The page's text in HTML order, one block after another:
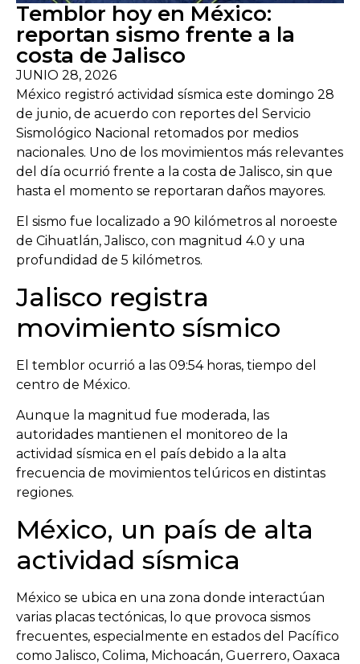
Temblor hoy en México:
reportan sismo frente a la
costa de Jalisco
JUNIO 28, 2026
México registró actividad sísmica este domingo 28
de junio, de acuerdo con reportes del Servicio
Sismológico Nacional retomados por medios
nacionales. Uno de los movimientos más relevantes
del día ocurrió frente a la costa de Jalisco, sin que
hasta el momento se reportaran daños mayores.
El sismo fue localizado a 90 kilómetros al noroeste
de Cihuatlán, Jalisco, con magnitud 4.0 y una
profundidad de 5 kilómetros.
Jalisco registra
movimiento sísmico
El temblor ocurrió a las 09:54 horas, tiempo del
centro de México.
Aunque la magnitud fue moderada, las
autoridades mantienen el monitoreo de la
actividad sísmica en el país debido a la alta
frecuencia de movimientos telúricos en distintas
regiones.
México, un país de alta
actividad sísmica
México se ubica en una zona donde interactúan
varias placas tectónicas, lo que provoca sismos
frecuentes, especialmente en estados del Pacífico
como Jalisco, Colima, Michoacán, Guerrero, Oaxaca